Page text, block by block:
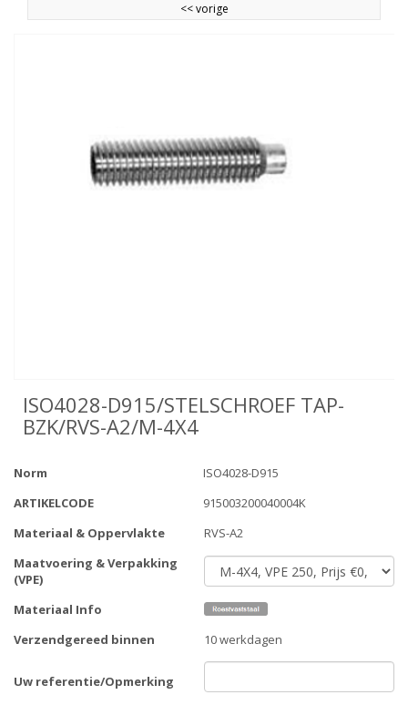
<<vorige
ISO4028-D915/STELSCHROEF TAP-
BZK/RVS-A2/M-4X4
Norm
ISO4028-D915
ARTIKELCODE
915003200040004K
Materiaal & Oppervlakte
RVS-A2
Maatvoering & Verpakking
(VPE)
Materiaal Info
Verzendgereed binnen
10 werkdagen
Uw referentie/Opmerking